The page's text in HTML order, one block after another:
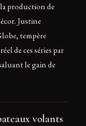
la production de
Justine
tempère
de ces séries par
le gain de
volants